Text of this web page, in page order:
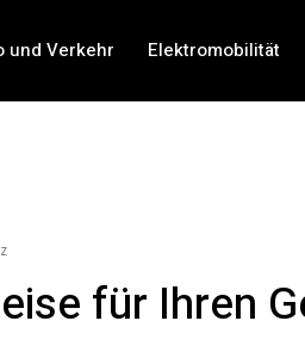
und Verkehr Elektromobilität
für Ihren